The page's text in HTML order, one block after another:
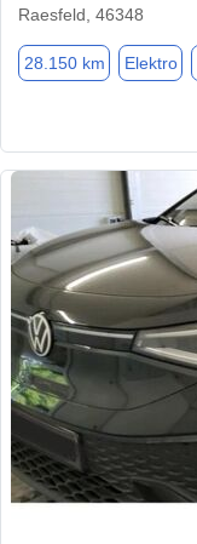
Raesfeld, 46348
28.150 km Elektro